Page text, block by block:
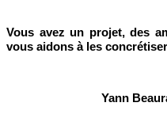
Vous avez un projet, des
vous aidons à les
Yann